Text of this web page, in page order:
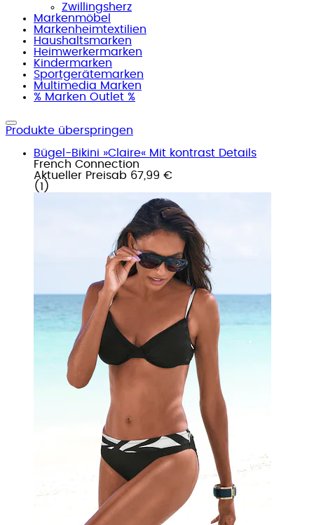
Zwillingsherz
Markenmöbel
Markenheimtextilien
Haushaltsmarken
Heimwerkermarken
Kindermarken
Sportgerätemarken
Multimedia Marken
% Marken Outlet %
Produkte überspringen
Bügel-Bikini »Claire« Mit kontrast Details
French Connection
Aktueller Preisab 67,99 €
( 1 )